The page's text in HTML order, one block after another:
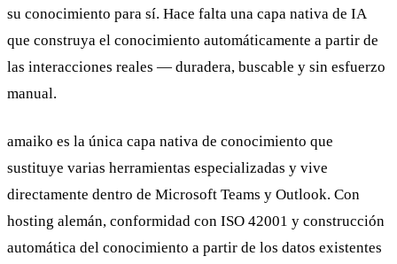
su conocimiento para sí. Hace falta una capa nativa de IA
que construya el conocimiento automáticamente a partir de
las interacciones reales — duradera, buscable y sin esfuerzo
manual.
amaiko es la única capa nativa de conocimiento que
sustituye varias herramientas especializadas y vive
directamente dentro de Microsoft Teams y Outlook. Con
hosting alemán, conformidad con ISO 42001 y construcción
automática del conocimiento a partir de los datos existentes